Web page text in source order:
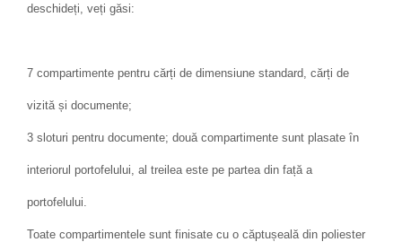
deschideți, veți găsi:
7 compartimente pentru cărți de dimensiune standard, cărți de
vizită și documente;
3 sloturi pentru documente; două compartimente sunt plasate în
interiorul portofelului, al treilea este pe partea din față a
portofelului.
Toate compartimentele sunt finisate cu o căptușeală din poliester